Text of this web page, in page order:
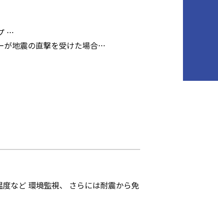
…
が地震の直撃を受けた場合…
など 環境監視、 さらには耐震から免